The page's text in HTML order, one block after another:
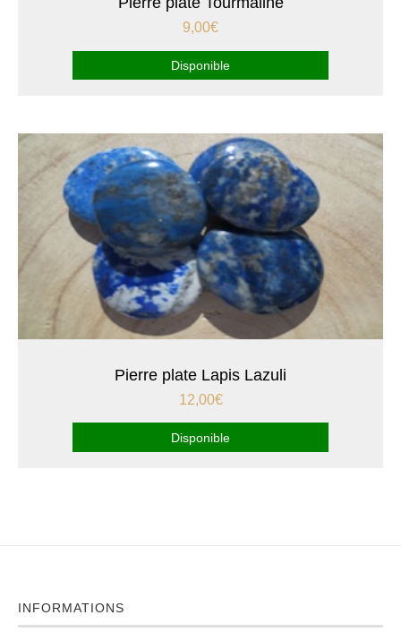
9,00€
Disponible
Pierre plate Lapis Lazuli
12,00€
Disponible
INFORMATIONS